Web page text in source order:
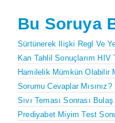
Bu Soruya
Sürtünerek Ilişki Regl Ve
Kan Tahlil Sonuçlarım HIV
Hamilelik Mümkün Olabilir
Sorumu Cevaplar Mısınız?
Sıvı Teması Sonrası
Prediyabet Miyim Test